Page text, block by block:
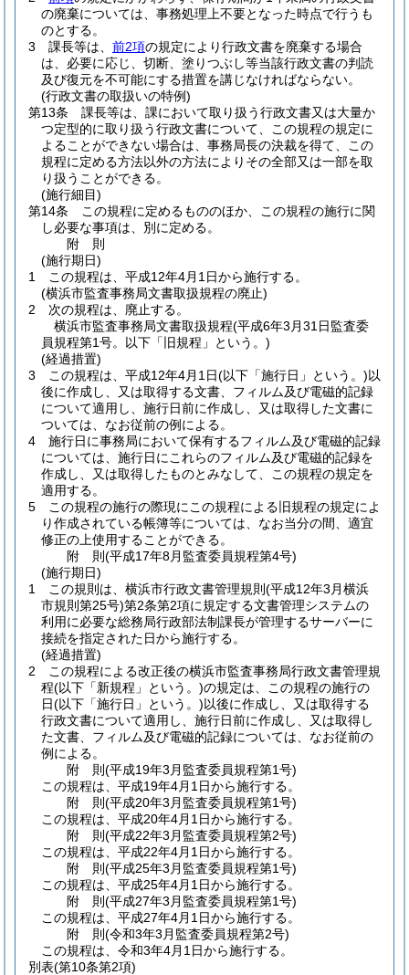
の廃棄については、事務処理上不要となった時点で行うも
のとする。
3
課長等は、 前2項の規定により行政文書を廃棄する場合
は、必要に応じ、切断、塗りつぶし等当該行政文書の判読
及び復元を不可能にする措置を講じなければならない。
(行政文書の取扱いの特例)
第13条
課長等は、課において取り扱う行政文書又は大量か
つ定型的に取り扱う行政文書について、この規程の規定に
よることができない場合は、事務局長の決裁を得て、この
規程に定める方法以外の方法によりその全部又は一部を取
り扱うことができる。
(施行細目)
第14条
この規程に定めるもののほか、この規程の施行に関
し必要な事項は、別に定める。
附 則
(施行期日)
1
この規程は、平成12年4月1日から施行する。
(横浜市監査事務局文書取扱規程の廃止)
2
次の規程は、廃止する。
横浜市監査事務局文書取扱規程(平成6年3月31日監査委
員規程第1号。以下「旧規程」という。)
(経過措置)
3
この規程は、平成12年4月1日(以下「施行日」という。)以
後に作成し、又は取得する文書、フィルム及び電磁的記録
について適用し、施行日前に作成し、又は取得した文書に
ついては、なお従前の例による。
4
施行日に事務局において保有するフィルム及び電磁的記録
については、施行日にこれらのフィルム及び電磁的記録を
作成し、又は取得したものとみなして、この規程の規定を
適用する。
5
この規程の施行の際現にこの規程による旧規程の規定によ
り作成されている帳簿等については、なお当分の間、適宜
修正の上使用することができる。
附 則(平成17年8月 監査委員規程第4号)
(施行期日)
1
この規則は、横浜市行政文書管理規則 (平成12年3月横浜
市規則第25号)第2条第2項に規定する文書管理システムの
利用に必要な総務局行政部法制課長が管理するサーバーに
接続を指定された日から施行する。
(経過措置)
2
この規程による改正後の横浜市監査事務局行政文書管理規
程(以下「新規程」という。)の規定は、この規程の施行の
日(以下「施行日」という。)以後に作成し、又は取得する
行政文書について適用し、施行日前に作成し、又は取得し
た文書、フィルム及び電磁的記録については、なお従前の
例による。
附 則(平成19年3月 監査委員規程第1号)
この規程は、平成19年4月1日から施行する。
附 則(平成20年3月 監査委員規程第1号)
この規程は、平成20年4月1日から施行する。
附 則(平成22年3月 監査委員規程第2号)
この規程は、平成22年4月1日から施行する。
附 則(平成25年3月 監査委員規程第1号)
この規程は、平成25年4月1日から施行する。
附 則(平成27年3月 監査委員規程第1号)
この規程は、平成27年4月1日から施行する。
附 則(令和3年3月 監査委員規程第2号)
この規程は、令和3年4月1日から施行する。
別表(第10条第2項)